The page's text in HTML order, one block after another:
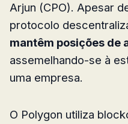
Arjun (CPO). Apesar
protocolo
mantêm posições de
assemelhando-se à
uma empresa.
O Polygon utiliza